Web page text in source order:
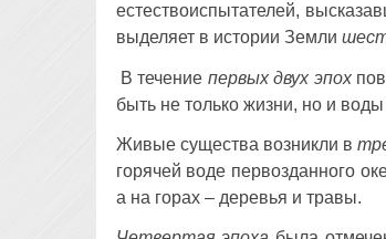
естествоиспытателей,
выделяет в истории Земли
В течение первых двух эпох
быть не только жизни, но и
Живые существа возникли в
горячей воде первозданного
а на горах – деревья и травы.